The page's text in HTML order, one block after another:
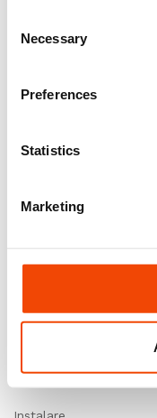
Selection
Necessary
Preferences
Statistics
Marketing
Depozitati cu atentie
asteptarea intalarii.
de ore pentru a se
foarte important sa
fabricatie in aceeasi
inchisa, unde
umiditatea relativa ±